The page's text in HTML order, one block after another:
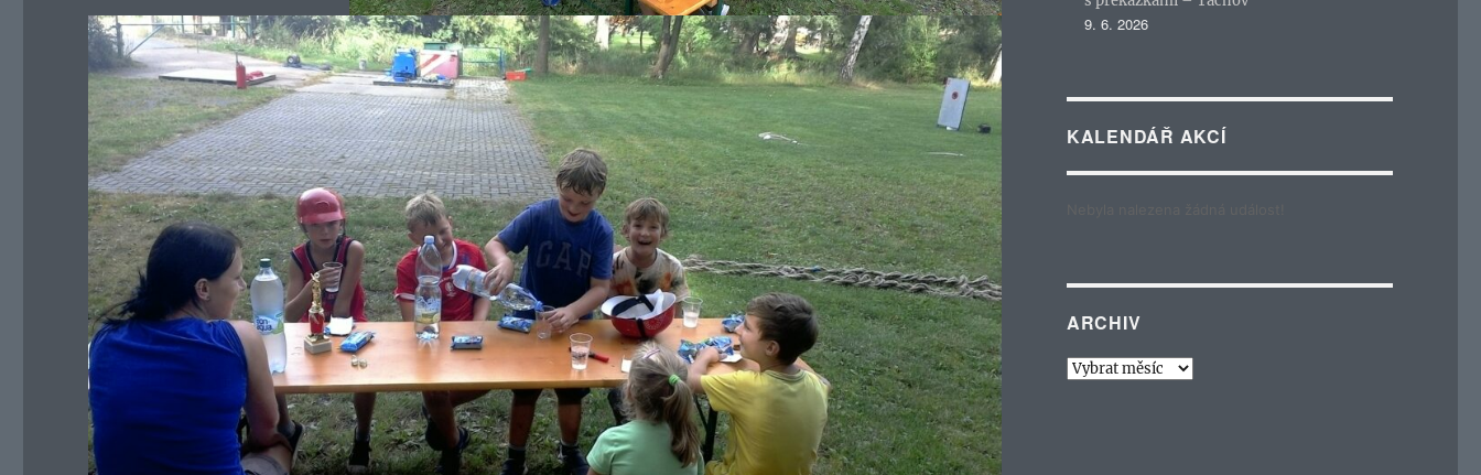
9. 6. 2026
KALENDÁŘ AKCÍ
ARCHIV
Archiv